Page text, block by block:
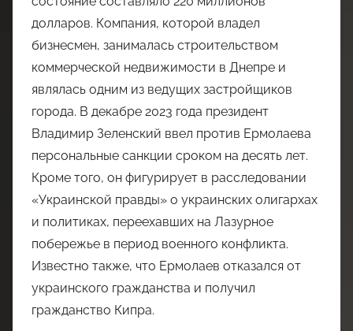
долларов. Компания, которой владел
бизнесмен, занималась строительством
коммерческой недвижимости в Днепре и
являлась одним из ведущих застройщиков
города. В декабре 2023 года президент
Владимир Зеленский ввел против Ермолаева
персональные санкции сроком на десять лет.
Кроме того, он фигурирует в расследовании
«Украинской правды» о украинских олигархах
и политиках, переехавших на Лазурное
побережье в период военного конфликта.
Известно также, что Ермолаев отказался от
украинского гражданства и получил
гражданство Кипра.